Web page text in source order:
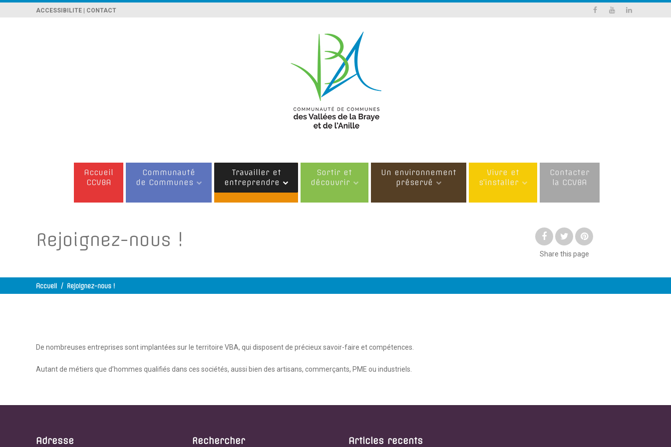
ACCESSIBILITE CONTACT
Accueil
CCVBA
Communauté
de Communes
Travailler et
entreprendre
Sortir et
découvrir
Un environnement
préservé
Vivre et
s’installer
Contacter
la CCVBA
Rejoignez-nous !
Share this page
Accueil / Rejoignez-nous !
De nombreuses entreprises sont implantées sur le territoire VBA, qui disposent de précieux savoir-faire et compétences.
Autant de métiers que d’hommes qualifiés dans ces sociétés, aussi bien des artisans, commerçants, PME ou industriels.
Adresse Rechercher Articles recents